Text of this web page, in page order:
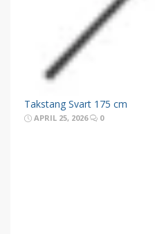
Takstang Svart 175 cm
APRIL 25, 2026 0